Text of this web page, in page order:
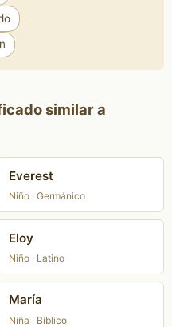
similar a
Everest
Niño · Germánico
Eloy
Niño · Latino
María
Niña · Bíblico